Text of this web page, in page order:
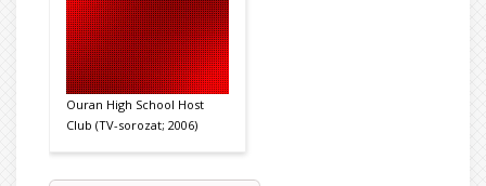
Ouran High School Host
Club (TV-sorozat; 2006)